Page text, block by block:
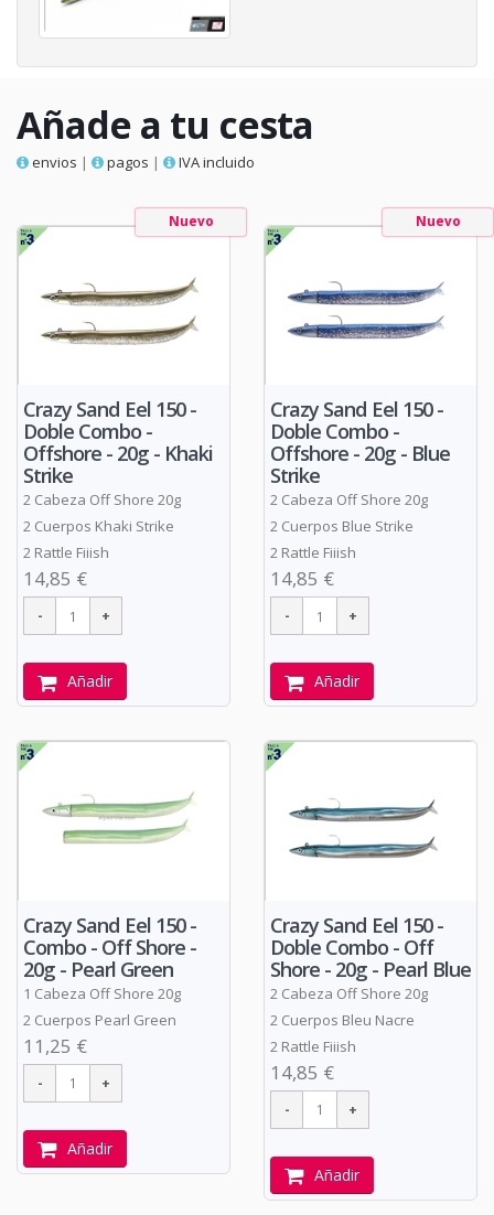
Añade a tu cesta
envios | pagos | IVA incluido
Nuevo
Crazy Sand Eel 150 -
Doble Combo -
Offshore - 20g - Khaki
Strike
2 Cabeza Off Shore 20g
2 Cuerpos Khaki Strike
2 Rattle Fiiish
14,85 €
Añadir
Nuevo
Crazy Sand Eel 150 -
Doble Combo -
Offshore - 20g - Blue
Strike
2 Cabeza Off Shore 20g
2 Cuerpos Blue Strike
2 Rattle Fiiish
14,85 €
Añadir
Crazy Sand Eel 150 -
Combo - Off Shore -
20g - Pearl Green
1 Cabeza Off Shore 20g
2 Cuerpos Pearl Green
11,25 €
Añadir
Crazy Sand Eel 150 -
Doble Combo - Off
Shore - 20g - Pearl Blue
2 Cabeza Off Shore 20g
2 Cuerpos Bleu Nacre
2 Rattle Fiiish
14,85 €
Añadir